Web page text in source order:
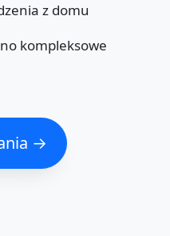
z domu
kompleksowe
→